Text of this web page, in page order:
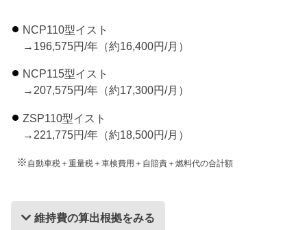
NCP110型イスト
→196,575円/年（約16,400円/月）
NCP115型イスト
→207,575円/年（約17,300円/月）
ZSP110型イスト
→221,775円/年（約18,500円/月）
※ 自動車税＋重量税＋車検費用＋自賠責＋燃料代の合計額
維持費の算出根拠をみる